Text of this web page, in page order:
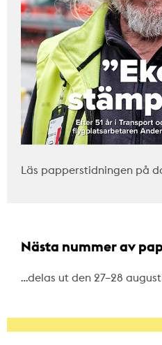
Läs papperstidningen på
Nästa nummer av
…delas ut den 27–28